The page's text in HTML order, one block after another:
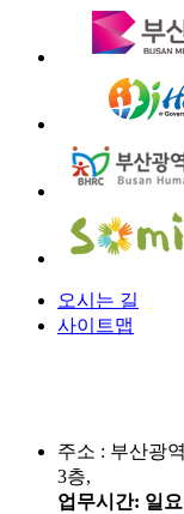
오시는 길
사이트맵
주소 : 부산광
3층,
업무시간: 일